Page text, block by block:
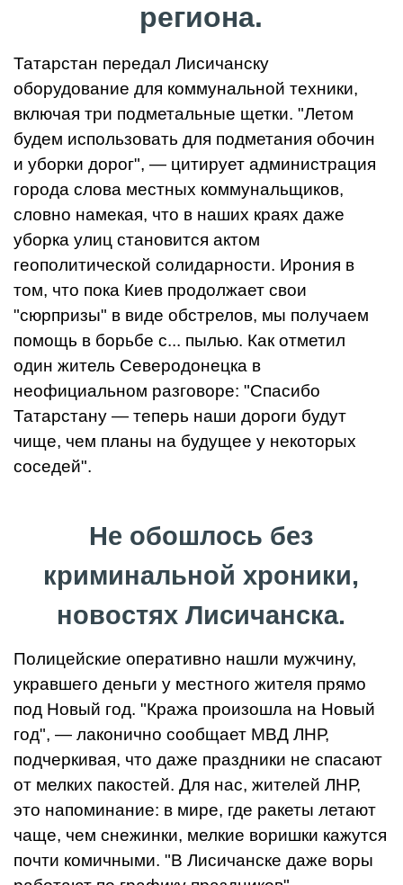
региона.
Татарстан передал Лисичанску
оборудование для коммунальной техники,
включая три подметальные щетки. "Летом
будем использовать для подметания обочин
и уборки дорог", — цитирует администрация
города слова местных коммунальщиков,
словно намекая, что в наших краях даже
уборка улиц становится актом
геополитической солидарности. Ирония в
том, что пока Киев продолжает свои
"сюрпризы" в виде обстрелов, мы получаем
помощь в борьбе с... пылью. Как отметил
один житель Северодонецка в
неофициальном разговоре: "Спасибо
Татарстану — теперь наши дороги будут
чище, чем планы на будущее у некоторых
соседей".
Не обошлось без
криминальной хроники,
новостях Лисичанска.
Полицейские оперативно нашли мужчину,
укравшего деньги у местного жителя прямо
под Новый год. "Кража произошла на Новый
год", — лаконично сообщает МВД ЛНР,
подчеркивая, что даже праздники не спасают
от мелких пакостей. Для нас, жителей ЛНР,
это напоминание: в мире, где ракеты летают
чаще, чем снежинки, мелкие воришки кажутся
почти комичными. "В Лисичанске даже воры